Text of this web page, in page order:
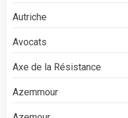
Autriche
Avocats
Axe de la Résistance
Azemmour